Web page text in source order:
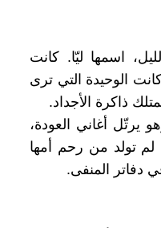
اسمها ليّا. كانت
الوحيدة التي ترى
ذاكرة الأجداد.
أغاني العودة،
تولد من رحم أمها
دفاتر المنفى.